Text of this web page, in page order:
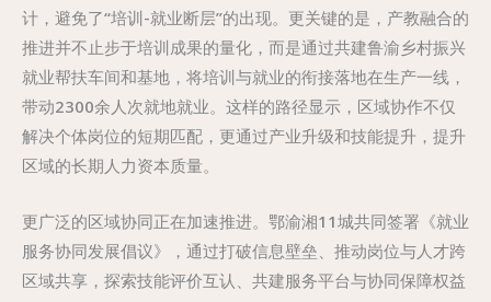
计，避免了“培训-就业断层”的出现。更关键的是，产教融合的
推进并不止步于培训成果的量化，而是通过共建鲁渝乡村振兴
就业帮扶车间和基地，将培训与就业的衔接落地在生产一线，
带动2300余人次就地就业。这样的路径显示，区域协作不仅
解决个体岗位的短期匹配，更通过产业升级和技能提升，提升
区域的长期人力资本质量。
更广泛的区域协同正在加速推进。鄂渝湘11城共同签署《就业
服务协同发展倡议》，通过打破信息壁垒、推动岗位与人才跨
区域共享，探索技能评价互认、共建服务平台与协同保障权益